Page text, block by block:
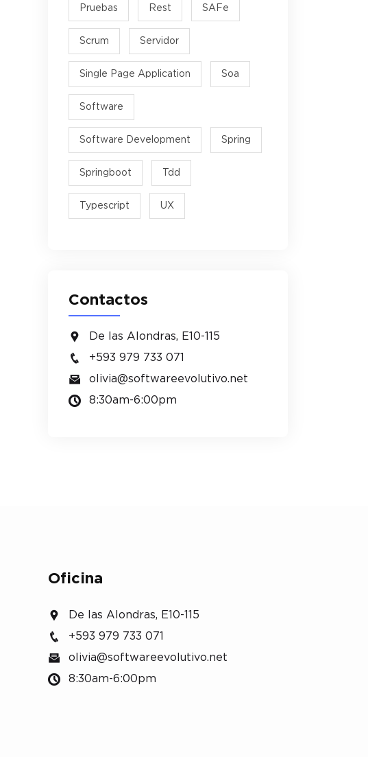
Pruebas Rest SAFe
Scrum Servidor
Single Page Application Soa
Software
Software Development Spring
Springboot Tdd
Typescript UX
Contactos
De las Alondras, E10-115
+593 979 733 071
olivia@softwareevolutivo.net
8:30am-6:00pm
Oficina
De las Alondras, E10-115
+593 979 733 071
olivia@softwareevolutivo.net
8:30am-6:00pm